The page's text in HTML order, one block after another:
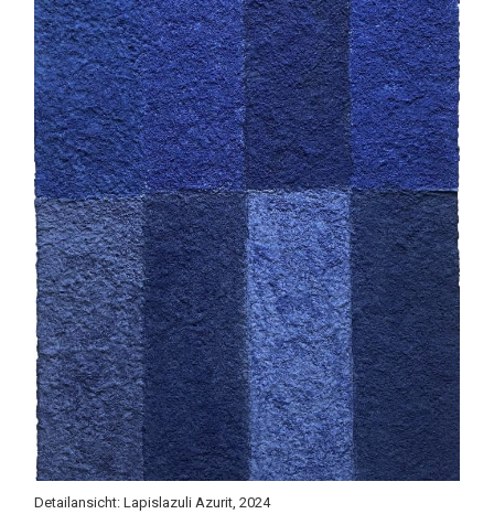
Detailansicht: Lapislazuli Azurit, 2024